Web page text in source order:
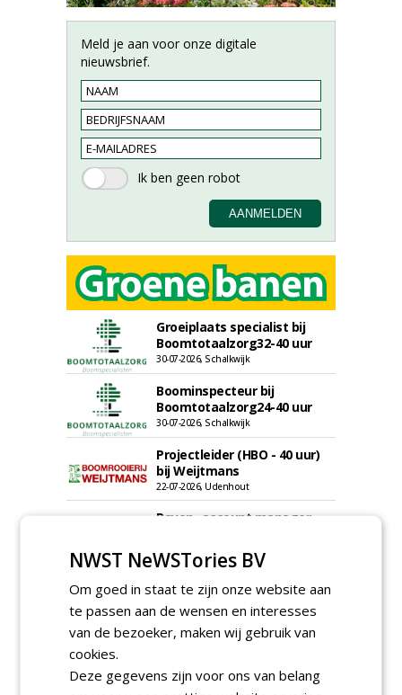
Meld je aan voor onze digitale
nieuwsbrief.
Groeiplaats specialist bij
Boomtotaalzorg32-40 uur
30-07-2026, Schalkwijk
Boominspecteur bij
Boomtotaalzorg24-40 uur
30-07-2026, Schalkwijk
Projectleider (HBO - 40 uur)
bij Weijtmans
22-07-2026, Udenhout
Rayon- account manager
regio Zuid
18-06-2026, Noord & regio Zuid
Boomrooier / boomverzorger
ETW bij Weijtmans
Chauffeur
landbouwmachines bij DSV
NWST NeWSTories BV
Om goed in staat te zijn onze website aan
te passen aan de wensen en interesses
van de bezoeker, maken wij gebruik van
cookies.
Deze gegevens zijn voor ons van belang